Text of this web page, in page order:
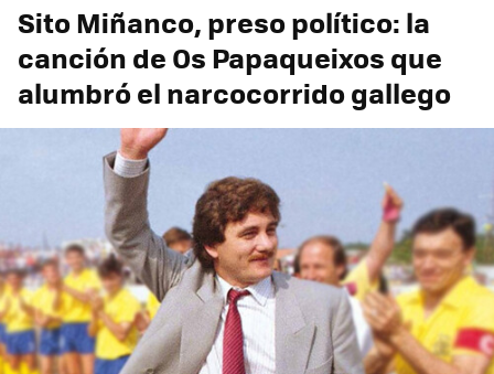
Sito Miñanco, preso político: la
canción de Os Papaqueixos que
alumbró el narcocorrido gallego